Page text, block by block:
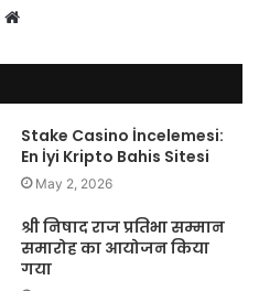
Website
Stake Casino İncelemesi:
En İyi Kripto Bahis Sitesi
May 2, 2026
श्री निषाद राज प्रतिभा सम्मान
समारोह का आयोजन किया
गया